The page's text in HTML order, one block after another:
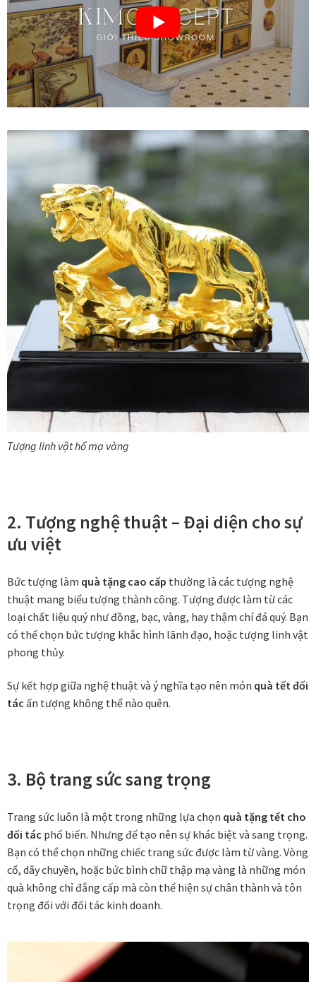
Đóng khung tranh canvas – tranh sơn dầu
Đóng khung tranh đính đá
Đóng khung tranh kính cho tranh ảnh, giấy mỹ thuật,
poster, bản vẽ tay
Đóng khung tranh sơn mài
Đóng khung tranh thêu
Giỏ hàng
Giới Thiệu Mia Home
Homepage Test
In tranh treo tường theo yêu cầu
In ảnh theo yêu cầu
in tranh mica
Khung ảnh
Khung ảnh cưới
Khung tranh gỗ sồi
Khung tranh treo tường
Nghệ thuật sơn mài dát vàng
Nhận vẽ tranh theo yêu cầu
Phương thức thanh toán
Tượng linh vật hổ mạ vàng
2. Tượng nghệ thuật – Đại diện cho sự
ưu việt
Bức tượng làm quà tặng cao cấp thường là các tượng nghệ
thuật mang biểu tượng thành công. Tượng được làm từ các
loại chất liệu quý như đồng, bạc, vàng, hay thậm chí đá quý. Bạn
có thể chọn bức tượng khắc hình lãnh đạo, hoặc tượng linh vật
phong thủy.
Sự kết hợp giữa nghệ thuật và ý nghĩa tạo nên món quà tết đối
tác ấn tượng không thể nào quên.
3. Bộ trang sức sang trọng
Trang sức luôn là một trong những lựa chọn quà tặng tết cho
đối tác phổ biến. Nhưng để tạo nên sự khác biệt và sang trọng.
Bạn có thể chọn những chiếc trang sức được làm từ vàng. Vòng
cổ, dây chuyền, hoặc bức bình chữ thập mạ vàng là những món
quà không chỉ đẳng cấp mà còn thể hiện sự chân thành và tôn
trọng đối với đối tác kinh doanh.